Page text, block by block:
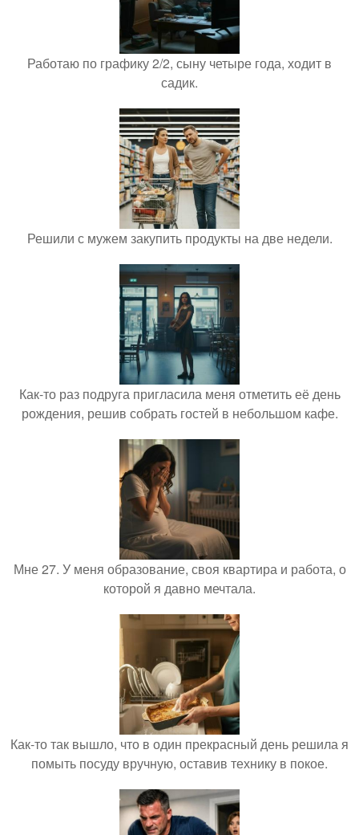
Работаю по графику 2/2, сыну четыре года, ходит в
садик.
Решили с мужем закупить продукты на две недели.
Как-то раз подруга пригласила меня отметить её день
рождения, решив собрать гостей в небольшом кафе.
Мне 27. У меня образование, своя квартира и работа, о
которой я давно мечтала.
Как-то так вышло, что в один прекрасный день решила я
помыть посуду вручную, оставив технику в покое.